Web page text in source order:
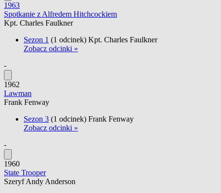
1963
Spotkanie z Alfredem Hitchcockiem
Kpt. Charles Faulkner
Sezon 1 (1 odcinek) Kpt. Charles Faulkner
Zobacz odcinki »
-
1962
Lawman
Frank Fenway
Sezon 3 (1 odcinek) Frank Fenway
Zobacz odcinki »
-
1960
State Trooper
Szeryf Andy Anderson